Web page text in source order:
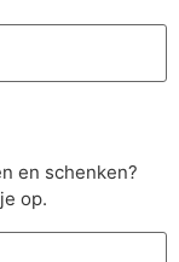
en schenken?
op.